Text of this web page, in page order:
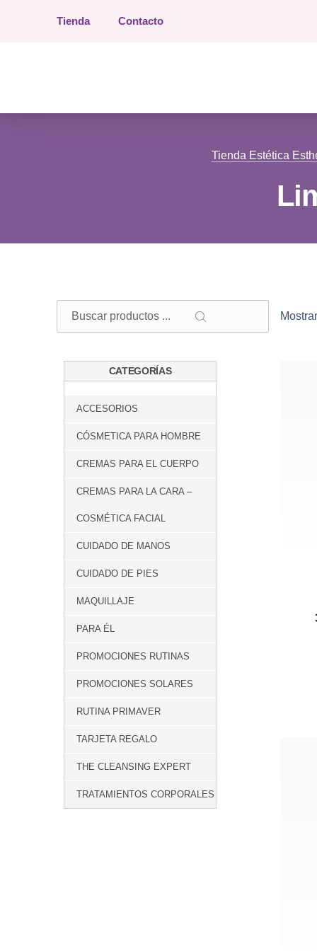
Tienda Contacto
Tienda Estética
Filter products
Buscar
BUSCAR
CATEGORÍAS
ACCESORIOS
CÓSMETICA PARA HOMBRE
CREMAS PARA EL CUERPO
CREMAS PARA LA CARA –
COSMÉTICA FACIAL
CUIDADO DE MANOS
CUIDADO DE PIES
MAQUILLAJE
PARA ÉL
PROMOCIONES RUTINAS
PROMOCIONES SOLARES
RUTINA PRIMAVER
TARJETA REGALO
THE CLEANSING EXPERT
TRATAMIENTOS CORPORALES